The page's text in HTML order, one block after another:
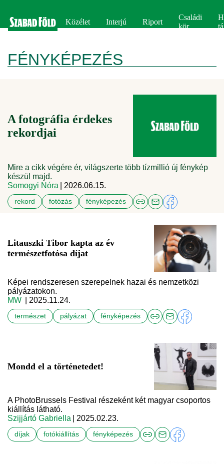
Közélet Interjú Riport
Családi
kör
FÉNYKÉPEZÉS
A fotográfia érdekes
rekordjai
Mire a cikk végére ér, világszerte több tízmillió új fénykép
készül majd.
Somogyi Nóra
| 2026.06.15.
rekord fotózás fényképezés
Litauszki Tibor kapta az év
természetfotósa díjat
Képei rendszeresen szerepelnek hazai és nemzetközi
pályázatokon.
MW
| 2025.11.24.
természet pályázat fényképezés
Mondd el a történetedet!
A PhotoBrussels Festival részeként két magyar csoportos
kiállítás látható.
Szijjártó Gabriella
| 2025.02.23.
díjak fotókiállítás fényképezés